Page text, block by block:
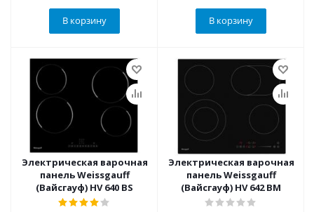
В корзину В корзину
Электрическая варочная
панель Weissgauff
(Вайсгауф) HV 640 BS
Электрическая варочная
панель Weissgauff
(Вайсгауф) HV 642 BM